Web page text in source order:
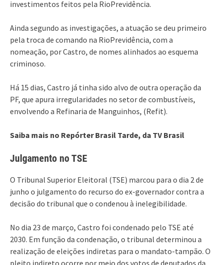
investimentos feitos pela RioPrevidência.
Ainda segundo as investigações, a atuação se deu primeiro
pela troca de comando na RioPrevidência, com a
nomeação, por Castro, de nomes alinhados ao esquema
criminoso.
Há 15 dias, Castro já tinha sido alvo de outra operação da
PF, que apura irregularidades no setor de combustíveis,
envolvendo a Refinaria de Manguinhos, (Refit).
Saiba mais no Repórter Brasil Tarde, da TV Brasil
Julgamento no TSE
O Tribunal Superior Eleitoral (TSE) marcou para o dia 2 de
junho o julgamento do recurso do ex-governador contra a
decisão do tribunal que o condenou à inelegibilidade.
No dia 23 de março, Castro foi condenado pelo TSE até
2030. Em função da condenação, o tribunal determinou a
realização de eleições indiretas para o mandato-tampão. O
pleito indireto ocorre por meio dos votos de deputados da